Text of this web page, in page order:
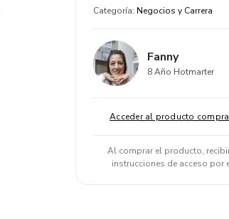
Categoría: Negocios y Carrera
Fanny
8 Año Hotmarter
Acceder al producto
Al comprar el producto,
instrucciones de acceso por